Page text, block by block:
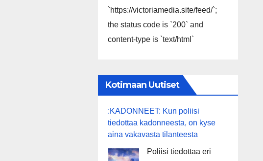
`https://victoriamedia.site/feed/`;
the status code is `200` and
content-type is `text/html`
Kotimaan Uutiset
:KADONNEET: Kun poliisi
tiedottaa kadonneesta, on kyse
aina vakavasta tilanteesta
Poliisi tiedottaa eri